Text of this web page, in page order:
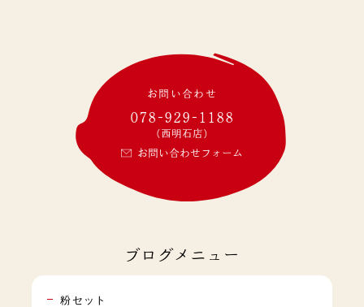
お問い合わせ
078-929-1188
(西明石店)
お問い合わせフォーム
ブログメニュー
粉セット